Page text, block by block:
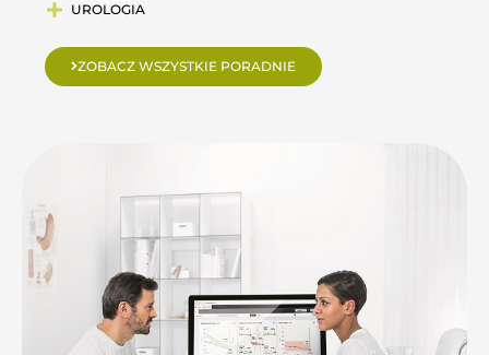
UROLOGIA
ZOBACZ WSZYSTKIE PORADNIE